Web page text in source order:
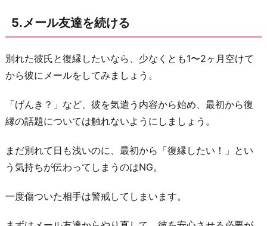
5.メール友達を続ける
別れた彼氏と復縁したいなら、少なくとも1〜2ヶ月空けて
から彼にメールをしてみましょう。
「げんき？」など、彼を気遣う内容から始め、最初から復
縁の話題については触れないようにしましょう。
まだ別れて日も浅いのに、最初から「復縁したい！」とい
う気持ちが伝わってしまうのはNG。
一度傷ついた相手は警戒してしまいます。